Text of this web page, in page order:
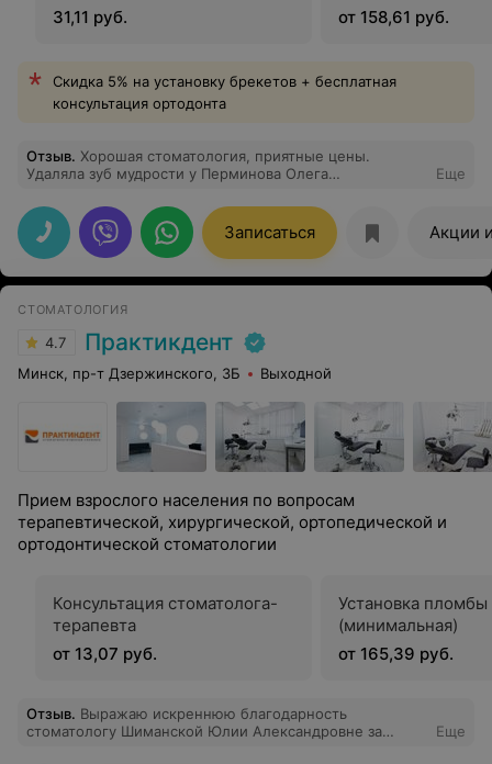
31,11 руб.
от 158,61 руб.
Скидка 5% на установку брекетов + бесплатная
консультация ортодонта
Отзыв. Хорошая стоматология, приятные цены.
Удаляла зуб мудрости у Перминова Олега
врач с юмором
Еще
Записаться Акции
СТОМАТОЛОГИЯ
4.7 Практикдент
Минск, пр-т Дзержинского, 3Б Выходной
Прием взрослого населения по вопросам
терапевтической, хирургической, ортопедической и
ортодонтической стоматологии
Консультация стоматолога-
терапевта
от 13,07 руб.
Установка пломбы
(минимальная)
от 165,39 руб.
Отзыв. Выражаю искреннюю благодарность
стоматологу Шиманской Юлии Александровне за
Еще